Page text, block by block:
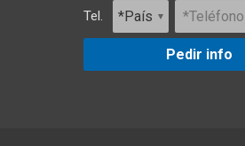
Tel.
Pedir info